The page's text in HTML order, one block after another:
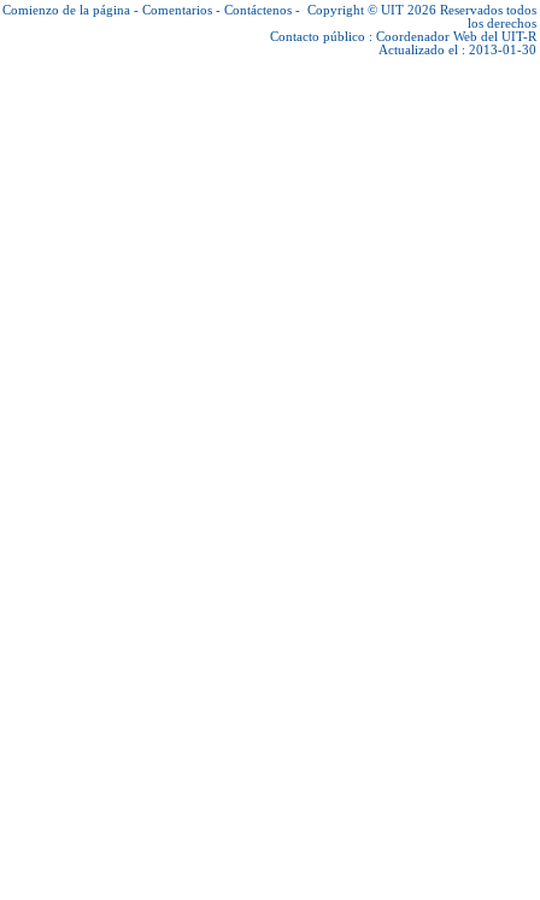
Comienzo de la página - Comentarios - Contáctenos - Copyright © UIT 2026 Reservados todos
los derechos
Contacto público : Coordenador Web del UIT-R
Actualizado el : 2013-01-30